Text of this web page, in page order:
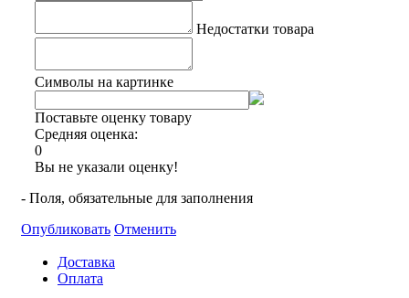
Недостатки товара
Символы на картинке
Поставьте оценку товару
Средняя оценка:
0
Вы не указали оценку!
- Поля, обязательные для заполнения
Опубликовать Отменить
Доставка
Оплата